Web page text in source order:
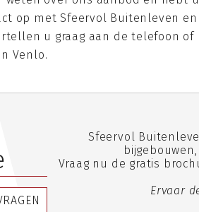
op met Sfeervol Buitenleven
u graag aan de telefoon
Venlo.
Sfeervol
Vraag nu de gratis
Ervaar